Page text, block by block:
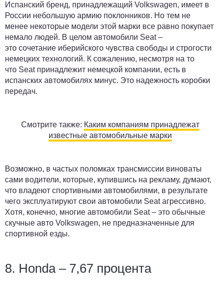
Испанский бренд, принадлежащий Volkswagen, имеет в
России небольшую армию поклонников. Но тем не
менее некоторые модели этой марки все равно покупает
немало людей. В целом автомобили Seat –
это сочетание иберийского чувства свободы и строгости
немецких технологий. К сожалению, несмотря на то
что Seat принадлежит немецкой компании, есть в
испанских автомобилях минус. Это надежность коробки
передач.
Смотрите также: Каким компаниям принадлежат
известные автомобильные марки
Возможно, в частых поломках трансмиссии виноваты
сами водители, которые, купившись на рекламу, думают,
что владеют спортивными автомобилями, в результате
чего эксплуатируют свои автомобили Seat агрессивно.
Хотя, конечно, многие автомобили Seat – это обычные
скучные авто Volkswagen, не предназначенные для
спортивной езды.
8. Honda – 7,67 процента